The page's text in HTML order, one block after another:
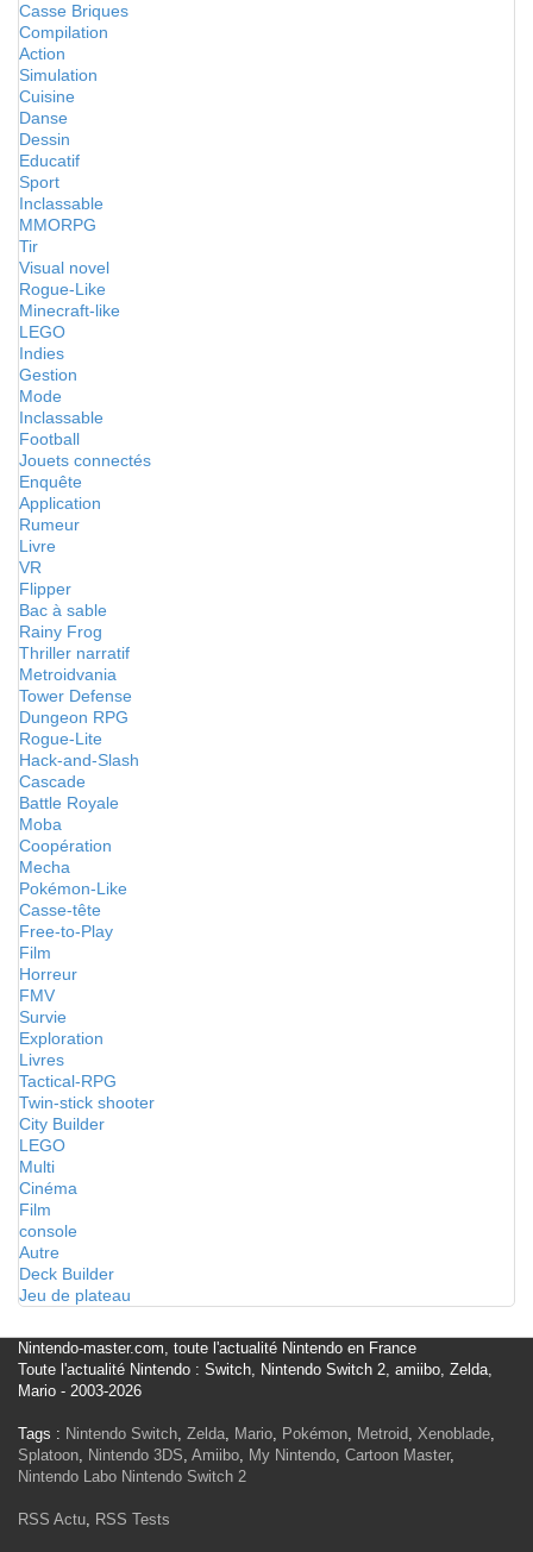
Casse Briques
Compilation
Action
Simulation
Cuisine
Danse
Dessin
Educatif
Sport
Inclassable
MMORPG
Tir
Visual novel
Rogue-Like
Minecraft-like
LEGO
Indies
Gestion
Mode
Inclassable
Football
Jouets connectés
Enquête
Application
Rumeur
Livre
VR
Flipper
Bac à sable
Rainy Frog
Thriller narratif
Metroidvania
Tower Defense
Dungeon RPG
Rogue-Lite
Hack-and-Slash
Cascade
Battle Royale
Moba
Coopération
Mecha
Pokémon-Like
Casse-tête
Free-to-Play
Film
Horreur
FMV
Survie
Exploration
Livres
Tactical-RPG
Twin-stick shooter
City Builder
LEGO
Multi
Cinéma
Film
console
Autre
Deck Builder
Jeu de plateau
Nintendo-master.com, toute l'actualité Nintendo en France
Toute l'actualité Nintendo : Switch, Nintendo Switch 2, amiibo, Zelda,
Mario - 2003-2026
Tags : Nintendo Switch, Zelda, Mario, Pokémon, Metroid, Xenoblade,
Splatoon, Nintendo 3DS, Amiibo, My Nintendo, Cartoon Master,
Nintendo Labo Nintendo Switch 2
RSS Actu, RSS Tests